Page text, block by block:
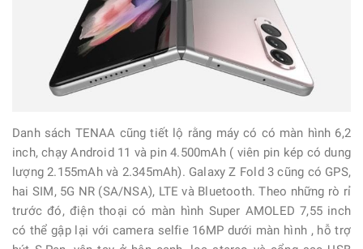
Danh sách TENAA cũng tiết lộ rằng máy có có màn hình 6,2
inch, chạy Android 11 và pin 4.500mAh ( viên pin kép có dung
lượng 2.155mAh và 2.345mAh). Galaxy Z Fold 3 cũng có GPS,
hai SIM, 5G NR (SA/NSA), LTE và Bluetooth. Theo những rò rỉ
trước đó, điện thoại có màn hình Super AMOLED 7,55 inch
có thể gập lại với camera selfie 16MP dưới màn hình , hỗ trợ